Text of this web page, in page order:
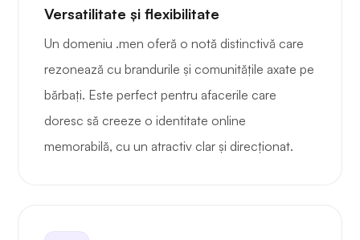
Versatilitate și flexibilitate
Un domeniu .men oferă o notă distinctivă care
rezonează cu brandurile și comunitățile axate pe
bărbați. Este perfect pentru afacerile care
doresc să creeze o identitate online
memorabilă, cu un atractiv clar și direcționat.